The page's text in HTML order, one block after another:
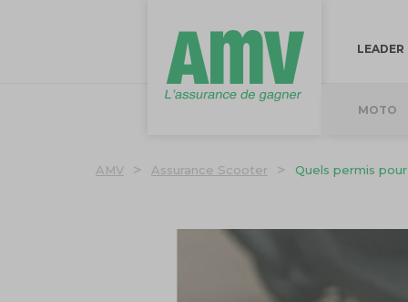
LEADER
MOTO
AMV > Assurance Scooter > Quels permis